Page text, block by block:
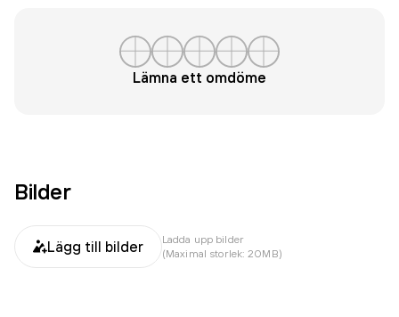
Lämna ett omdöme
Bilder
Lägg till bilder
Ladda upp bilder
(Maximal storlek: 20MB)